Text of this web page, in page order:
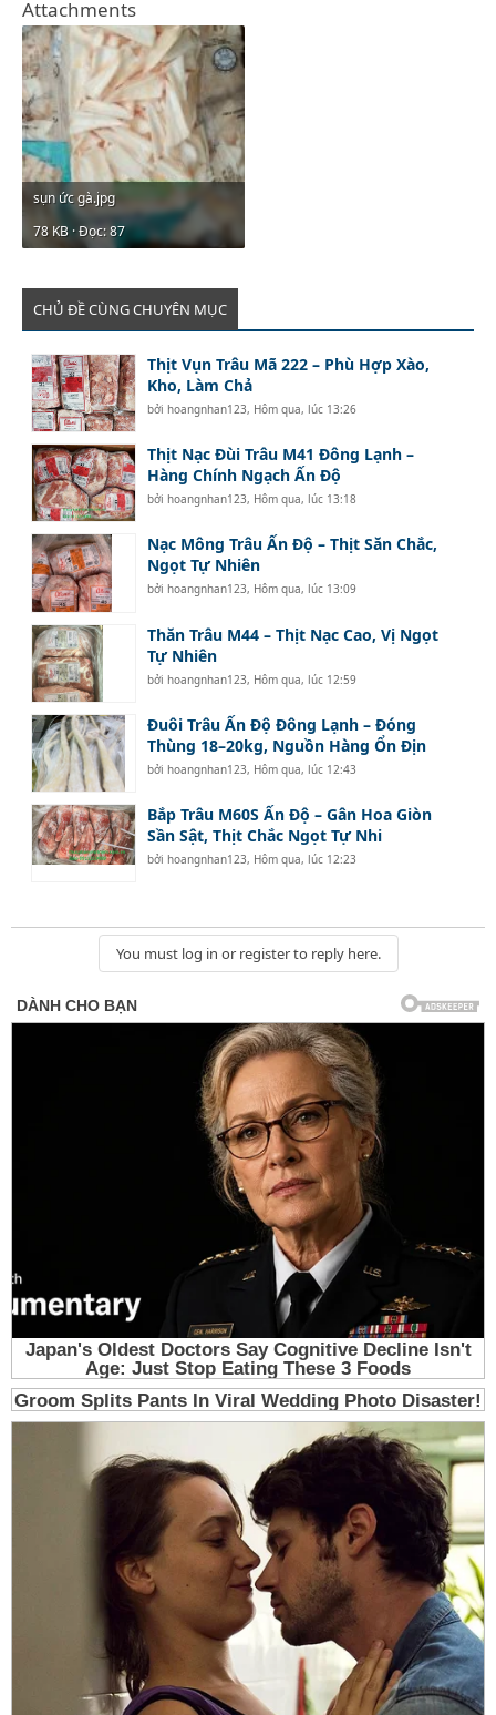
Attachments
sụn ức gà.jpg
78 KB · Đọc: 87
CHỦ ĐỀ CÙNG CHUYÊN MỤC
Thịt Vụn Trâu Mã 222 – Phù Hợp Xào,
Kho, Làm Chả
bởihoangnhan123, Hôm qua, lúc 13:26
Thịt Nạc Đùi Trâu M41 Đông Lạnh –
Hàng Chính Ngạch Ấn Độ
bởihoangnhan123, Hôm qua, lúc 13:18
Nạc Mông Trâu Ấn Độ – Thịt Săn Chắc,
Ngọt Tự Nhiên
bởihoangnhan123, Hôm qua, lúc 13:09
Thăn Trâu M44 – Thịt Nạc Cao, Vị Ngọt
Tự Nhiên
bởihoangnhan123, Hôm qua, lúc 12:59
Đuôi Trâu Ấn Độ Đông Lạnh – Đóng
Thùng 18–20kg, Nguồn Hàng Ổn Địn
bởihoangnhan123, Hôm qua, lúc 12:43
Bắp Trâu M60S Ấn Độ – Gân Hoa Giòn
Sần Sật, Thịt Chắc Ngọt Tự Nhi
bởihoangnhan123, Hôm qua, lúc 12:23
You must log in or register to reply here.